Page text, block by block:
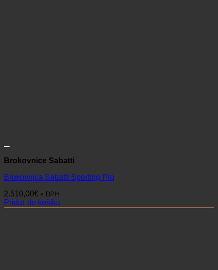
Brokovnice Sabatti
Brokovnica Sabatti Sporting Pro
2.510,00€ s DPH
Pridať do košíka